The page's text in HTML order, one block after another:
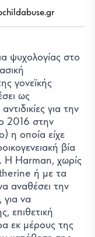
ψυχολογίας στο
γονεϊκής
ως
για την
2016 στην
η οποία είχε
βία
Η Harman, χωρίς
ή με τα
αναθέσει την
για να
επιθετική
εκ μέρους της